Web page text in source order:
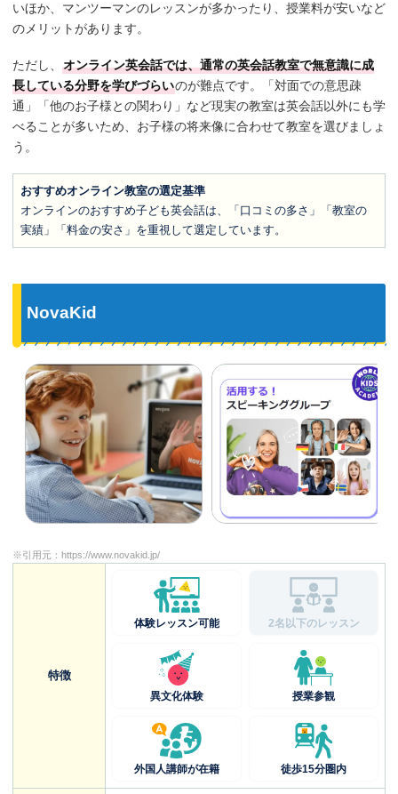
いほか、マンツーマンのレッスンが多かったり、授業料が安いなど
のメリットがあります。
ただし、 オンライン英会話では、通常の英会話教室で無意識に成
長している分野を学びづらいのが難点です。「対面での意思疎
通」「他のお子様との関わり」など現実の教室は英会話以外にも学
べることが多いため、お子様の将来像に合わせて教室を選びましょ
う。
おすすめオンライン教室の選定基準
オンラインのおすすめ子ども英会話は、「口コミの多さ」「教室の
実績」「料金の安さ」を重視して選定しています。
NovaKid
※引用元： https://www.novakid.jp/
特徴
体験レッスン可能 2名以下のレッスン
異文化体験 授業参観
外国人講師が在籍 徒歩15分圏内